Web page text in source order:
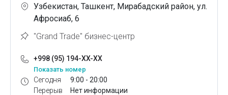
Узбекистан, Ташкент, Мирабадский район, ул.
Афросиаб, 6
"Grand Trade" бизнес-центр
+998 (95) 194-XX-XX
Показать номер
Сегодня
Перерыв
9:00 - 20:00
Нет информации